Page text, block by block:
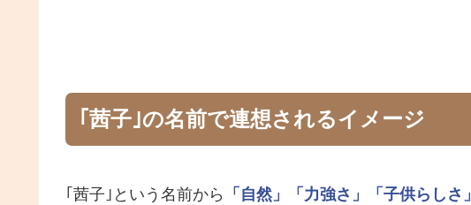
｢茜子｣の名前で連想されるイメージ
｢茜子｣という名前から 「自然」 「力強さ」 「子供らしさ」